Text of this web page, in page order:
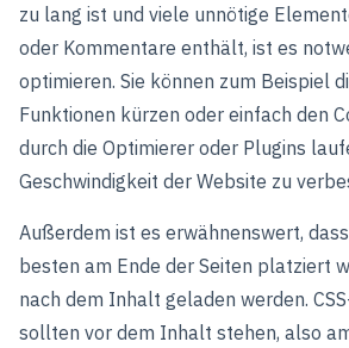
zu lang ist und viele unnötige
oder Kommentare enthält, ist es
optimieren. Sie können zum Beispiel
Funktionen kürzen oder einfach den
durch die Optimierer oder Plugins
Geschwindigkeit der Website zu
Außerdem ist es erwähnenswert,
besten am Ende der Seiten platziert
nach dem Inhalt geladen werden.
sollten vor dem Inhalt stehen, also